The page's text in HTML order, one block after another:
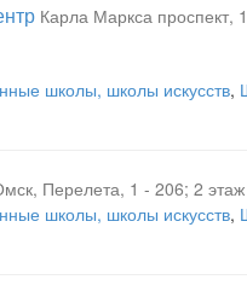
Карла Маркса проспект,
школы, школы искусств,
Перелета, 1 - 206; 2 этаж
школы, школы искусств,